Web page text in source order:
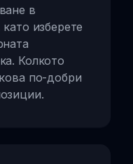
в
изберете
Колкото
по-добри